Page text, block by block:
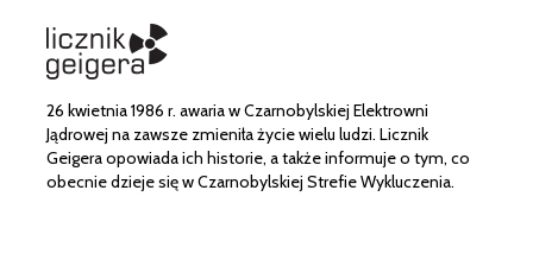
26 kwietnia 1986 r. awaria w Czarnobylskiej Elektrowni
Jądrowej na zawsze zmieniła życie wielu ludzi. Licznik
Geigera opowiada ich historie, a także informuje o tym, co
obecnie dzieje się w Czarnobylskiej Strefie Wykluczenia.